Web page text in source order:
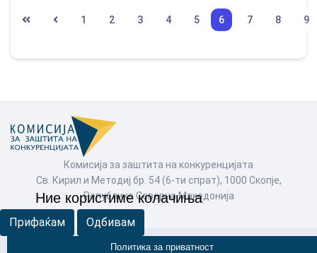
1 2 3 4 5 6 7 8 9
Комисија за заштита на конкуренцијата
Св. Кирил и Методиј бр. 54 (6-ти спрат), 1000 Скопје,
Република Северна Македонија
© Комисија за заштита на конкуренцијата 2026
Ние користиме колачиња
Прифаќам Одбивам
Политика за приватност